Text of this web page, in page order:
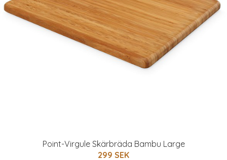
Point-Virgule Skärbräda Bambu Large
299 SEK